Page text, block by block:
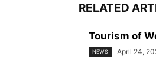
RELATED
Tourism of
NEWS April 24,